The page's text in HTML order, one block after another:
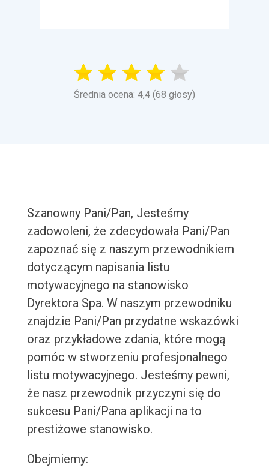
Średnia ocena: 4,4 (68 głosy)
Szanowny Pani/Pan, Jesteśmy
zadowoleni, że zdecydowała Pani/Pan
zapoznać się z naszym przewodnikiem
dotyczącym napisania listu
motywacyjnego na stanowisko
Dyrektora Spa. W naszym przewodniku
znajdzie Pani/Pan przydatne wskazówki
oraz przykładowe zdania, które mogą
pomóc w stworzeniu profesjonalnego
listu motywacyjnego. Jesteśmy pewni,
że nasz przewodnik przyczyni się do
sukcesu Pani/Pana aplikacji na to
prestiżowe stanowisko.
Obejmiemy: